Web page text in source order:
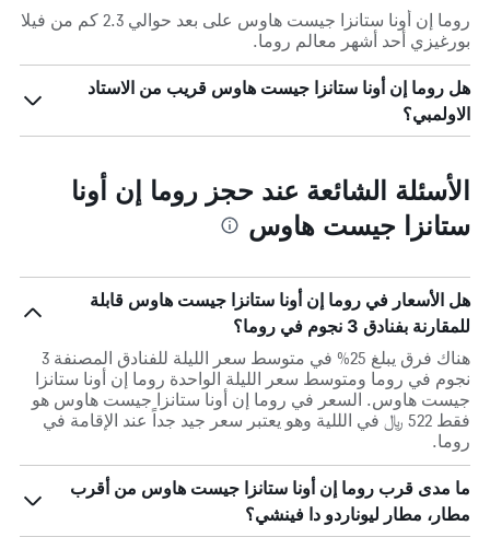
روما إن أونا ستانزا جيست هاوس على بعد حوالي 2.3 كم من فيلا
بورغيزي أحد أشهر معالم روما.
هل روما إن أونا ستانزا جيست هاوس قريب من الاستاد
الاولمبي؟
الأسئلة الشائعة عند حجز روما إن أونا
ستانزا جيست هاوس
هل الأسعار في روما إن أونا ستانزا جيست هاوس قابلة
للمقارنة بفنادق 3 نجوم في روما؟
هناك فرق يبلغ 25% في متوسط ​​سعر الليلة للفنادق المصنفة 3
نجوم في روما ومتوسط ​​سعر الليلة الواحدة روما إن أونا ستانزا
جيست هاوس. السعر في روما إن أونا ستانزا جيست هاوس هو
فقط 522 ﷼ في الللية وهو يعتبر سعر جيد جداً عند الإقامة في
روما.
ما مدى قرب روما إن أونا ستانزا جيست هاوس من أقرب
مطار، مطار ليوناردو دا فينشي؟